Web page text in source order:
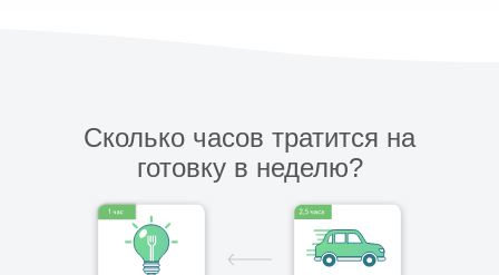
Сколько часов тратится на
готовку в неделю?